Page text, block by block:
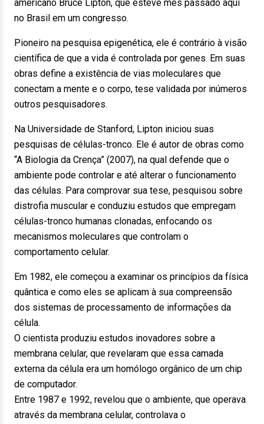
americano Bruce Lipton, que esteve mês passado aqui
no Brasil em um congresso.
Pioneiro na pesquisa epigenética, ele é contrário à visão
científica de que a vida é controlada por genes. Em suas
obras define a existência de vias moleculares que
conectam a mente e o corpo, tese validada por inúmeros
outros pesquisadores.
Na Universidade de Stanford, Lipton iniciou suas
pesquisas de células-tronco. Ele é autor de obras como
“A Biologia da Crença” (2007), na qual defende que o
ambiente pode controlar e até alterar o funcionamento
das células. Para comprovar sua tese, pesquisou sobre
distrofia muscular e conduziu estudos que empregam
células-tronco humanas clonadas, enfocando os
mecanismos moleculares que controlam o
comportamento celular.
Em 1982, ele começou a examinar os princípios da física
quântica e como eles se aplicam à sua compreensão
dos sistemas de processamento de informações da
célula.
O cientista produziu estudos inovadores sobre a
membrana celular, que revelaram que essa camada
externa da célula era um homólogo orgânico de um chip
de computador.
Entre 1987 e 1992, revelou que o ambiente, que operava
através da membrana celular, controlava o